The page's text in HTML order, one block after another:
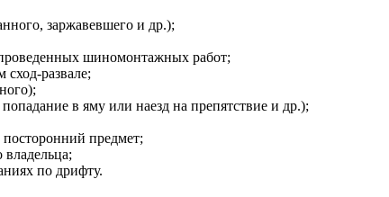
заржавевшего и др.);
шиномонтажных работ;
развале;
в яму или наезд на препятствие и др.);
предмет;
по дрифту.